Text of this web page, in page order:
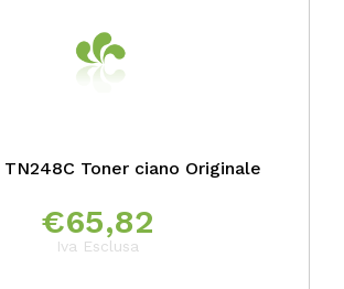
Toner ciano Originale
€65,82
Iva Esclusa